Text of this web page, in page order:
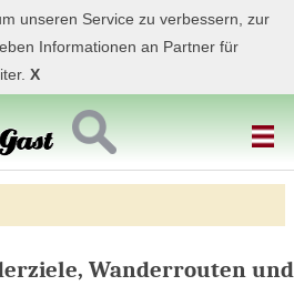
unseren Service zu verbessern, zur
Informationen an Partner für
X
Wanderrouten und